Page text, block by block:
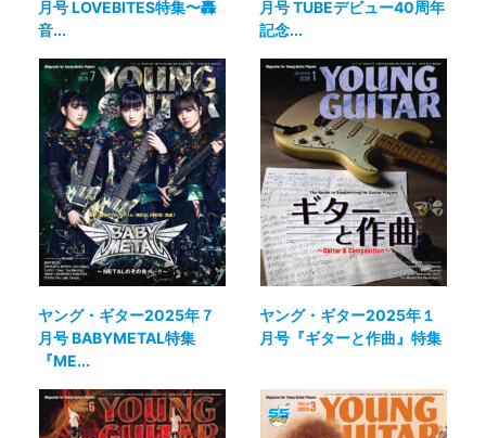
月号 LOVEBITES特集〜轟
音...
月号 TUBEデビュー40周年
記念...
ヤング・ギター2025年７
月号 BABYMETAL特集
『ME...
ヤング・ギター2025年１
月号『ギターと作曲』特集